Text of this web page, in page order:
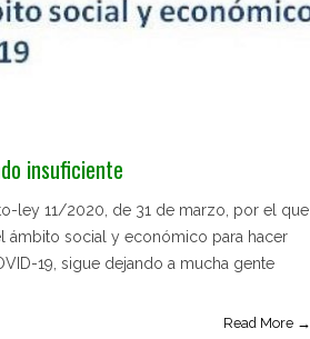
insuficiente
ley 11/2020, de 31 de marzo, por el que
ámbito social y económico para hacer
19, sigue dejando a mucha gente
Read More →